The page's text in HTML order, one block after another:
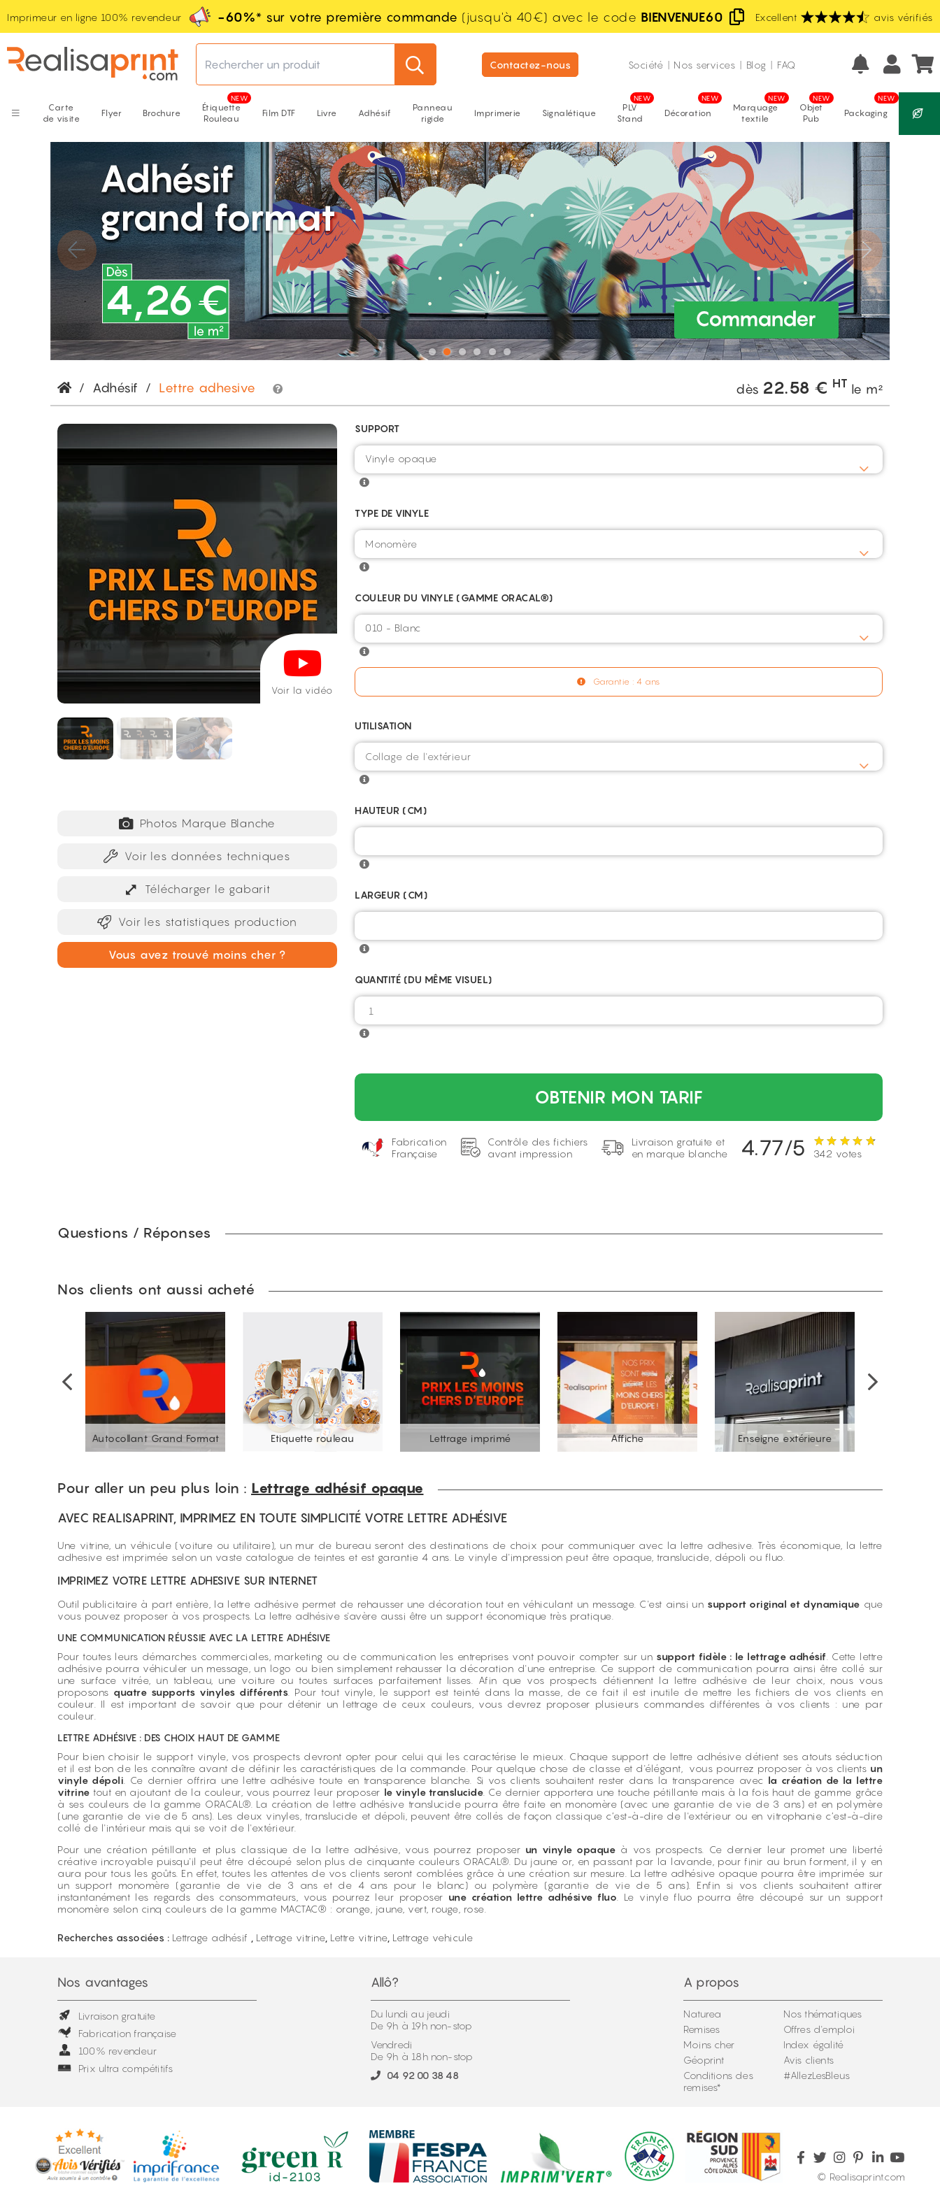
Imprimeur en ligne 100% revendeur -60%* sur votre première commande (jusqu'à 40€) avec le code BIENVENUE60 Fabrication française
Excellent
avis vérifiés
Prix les moins chers d'Europe
Rechercher un produit Contactez-nous Société | Nos services | Blog | FAQ
Carte
de visite
Flyer Brochure
Étiquette
Rouleau
Film DTF Livre Adhésif
Panneau
rigide
Imprimerie Signalétique
PLV
Stand
Décoration
Marquage
textile
Objet
Pub
Packaging
/ Adhésif / Lettre adhesive dès 22.58 € HT le m²
Voir la vidéo
Photos Marque Blanche
Voir les données techniques
Télécharger le gabarit
Voir les statistiques production
Vous avez trouvé moins cher ?
SUPPORT
Vinyle opaque
TYPE DE VINYLE
COULEUR DU VINYLE (GAMME ORACAL®)
010 - Blanc
Garantie : 4 ans
UTILISATION
HAUTEUR (CM)
LARGEUR (CM)
QUANTITÉ (DU MÊME VISUEL)
OBTENIR MON TARIF
Fabrication
Française
Contrôle des fichiers
avant impression
Livraison gratuite et
en marque blanche
4.77/5 342 votes
Questions / Réponses
Nos clients ont aussi acheté
Autocollant Grand Format Etiquette rouleau Lettrage imprimé Affiche Enseigne extérieure
Pour aller un peu plus loin : Lettrage adhésif opaque
AVEC REALISAPRINT, IMPRIMEZ EN TOUTE SIMPLICITÉ VOTRE LETTRE ADHÉSIVE
Une vitrine, un véhicule (voiture ou utilitaire), un mur de bureau seront des destinations de choix pour communiquer avec la lettre adhesive. Très économique, la lettre
adhesive est imprimée selon un vaste catalogue de teintes et est garantie 4 ans. Le vinyle d'impression peut être opaque, translucide, dépoli ou fluo.
IMPRIMEZ VOTRE LETTRE ADHESIVE SUR INTERNET
Outil publicitaire à part entière, la lettre adhésive permet de rehausser une décoration tout en véhiculant un message. C'est ainsi un support original et dynamique que
vous pouvez proposer à vos prospects. La lettre adhésive s'avère aussi être un support économique très pratique.
UNE COMMUNICATION RÉUSSIE AVEC LA LETTRE ADHÉSIVE
Pour toutes leurs démarches commerciales, marketing ou de communication les entreprises vont pouvoir compter sur un support fidèle : le lettrage adhésif . Cette lettre
adhésive pourra véhiculer un message, un logo ou bien simplement rehausser la décoration d'une entreprise. Ce support de communication pourra ainsi être collé sur
une surface vitrée, un tableau, une voiture ou toutes surfaces parfaitement lisses. Afin que vos prospects détiennent la lettre adhésive de leur choix, nous vous
proposons quatre supports vinyles différents . Pour tout vinyle, le support est teinté dans la masse, de ce fait il est inutile de mettre les fichiers de vos clients en
couleur. Il est important de savoir que pour détenir un lettrage de ceux couleurs, vous devrez proposer plusieurs commandes différentes à vos clients : une par
couleur.
LETTRE ADHÉSIVE : DES CHOIX HAUT DE GAMME
Pour bien choisir le support vinyle, vos prospects devront opter pour celui qui les caractérise le mieux. Chaque support de lettre adhésive détient ses atouts séduction
et il est bon de les connaître avant de définir les caractéristiques de la commande. Pour quelque chose de classe et d'élégant, vous pourrez proposer à vos clients un
vinyle dépoli . Ce dernier offrira une lettre adhésive toute en transparence blanche. Si vos clients souhaitent rester dans la transparence avec la création de la lettre
vitrine tout en ajoutant de la couleur, vous pourrez leur proposer le vinyle translucide . Ce dernier apportera une touche pétillante mais à la fois haut de gamme grâce
à ses couleurs de la gamme ORACAL®. La création de lettre adhésive translucide pourra être faite en monomère (avec une garantie de vie de 3 ans) et en polymère
(une garantie de vie de 5 ans). Les deux vinyles, translucide et dépoli, peuvent être collés de façon classique c’est-à-dire de l'extérieur ou en vitrophanie c’est-à-dire
collé de l'intérieur mais qui se voit de l'extérieur.
Pour une création pétillante et plus classique de la lettre adhésive, vous pourrez proposer un vinyle opaque à vos prospects. Ce dernier leur promet une liberté
créative incroyable puisqu'il peut être découpé selon plus de cinquante couleurs ORACAL®. Du jaune or, en passant par la lavande, pour finir au brun forment, il y en
aura pour tous les goûts. En effet, toutes les attentes de vos clients seront comblées grâce à une création sur mesure. La lettre adhésive opaque pourra être imprimée sur
un support monomère (garantie de vie de 3 ans et de 4 ans pour le blanc) ou polymère (garantie de vie de 5 ans). Enfin si vos clients souhaitent attirer
instantanément les regards des consommateurs, vous pourrez leur proposer une création lettre adhésive fluo . Le vinyle fluo pourra être découpé sur un support
monomère selon cinq couleurs de la gamme MACTAC® : orange, jaune, vert, rouge, rose.
Recherches associées : Lettrage adhésif Lettrage vitrine Lettre vitrine Lettrage vehicule
Nos avantages
Livraison gratuite
Fabrication française
100% revendeur
Prix ultra compétitifs
Allô?
Du lundi au jeudi
De 9h à 19h non-stop
Vendredi
De 9h à 18h non-stop
04 92 00 38 48
A propos
Naturea
Remises
Moins cher
Géoprint
Conditions des
remises*
Nos thématiques
Offres d'emploi
Index égalité
Avis clients
#AllezLesBleus
© Realisaprint.com